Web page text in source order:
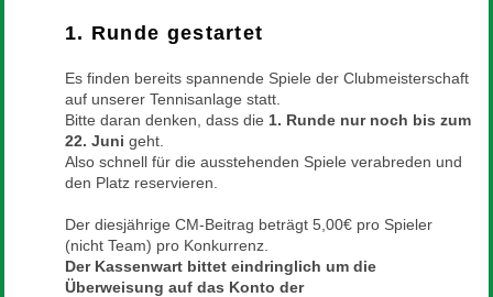
1. Runde gestartet
Es finden bereits spannende Spiele der Clubmeisterschaft
auf unserer Tennisanlage statt.
Bitte daran denken, dass die 1. Runde nur noch bis zum
22. Juni geht.
Also schnell für die ausstehenden Spiele verabreden und
den Platz reservieren.
Der diesjährige CM-Beitrag beträgt 5,00€ pro Spieler
(nicht Team) pro Konkurrenz.
Der Kassenwart bittet eindringlich um die
Überweisung auf das Konto der